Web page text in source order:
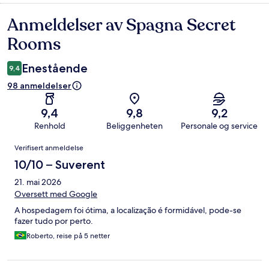
Anmeldelser
Anmeldelser av Spagna Secret
Rooms
9,4 Enestående
98 anmeldelser
9,4
Renhold
9,8
Beliggenheten
9,2
Personale og service
Anmeldelser
Verifisert anmeldelse
10/10 – Suverent
21. mai 2026
Oversett med Google
A hospedagem foi ótima, a localização é formidável, pode-se
fazer tudo por perto.
Roberto, reise på 5 netter